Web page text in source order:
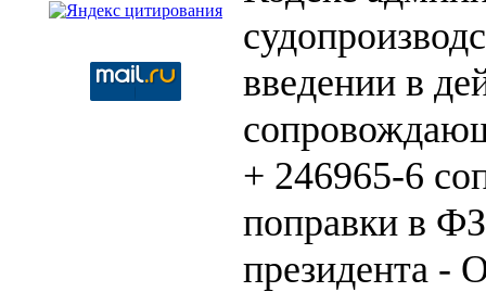
введении в
+ 246965-6
поправки в
президента